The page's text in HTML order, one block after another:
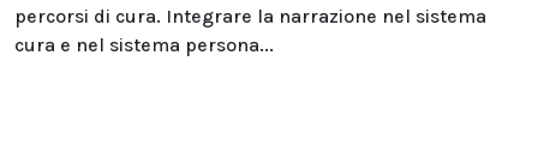
percorsi di cura. Integrare la narrazione nel sistema
cura e nel sistema persona...